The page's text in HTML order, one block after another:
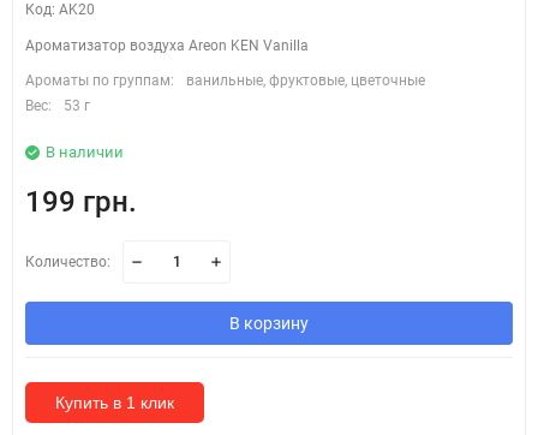
Код: AK20
Ароматизатор воздуха Areon KEN Vanilla
Ароматы по группам:
ванильные, фруктовые, цветочные
Вес:
53 г
В наличии
199 грн.
Количество:
В корзину
Купить в 1 клик